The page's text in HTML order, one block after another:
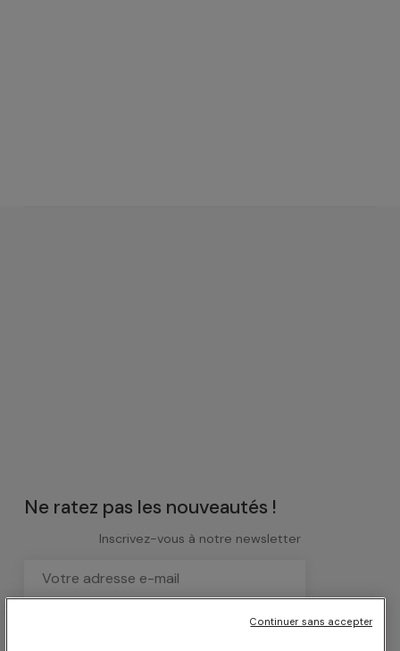
Ne ratez pas les nouveautés !
Inscrivez-vous à notre newsletter
envoyer notre newsletter. Vous pouvez à tout moment
Continuer sans accepter